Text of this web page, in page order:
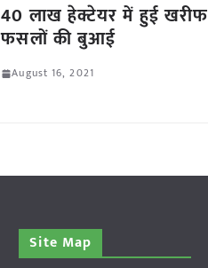
40 लाख हेक्टेयर में हुई खरीफ
फसलों की बुआई
August 16, 2021
Site Map